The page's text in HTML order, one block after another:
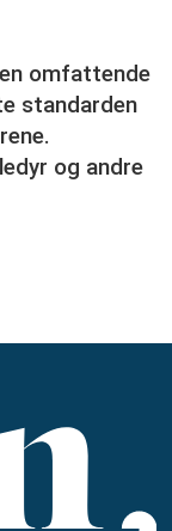
omfattende
standarden
og andre